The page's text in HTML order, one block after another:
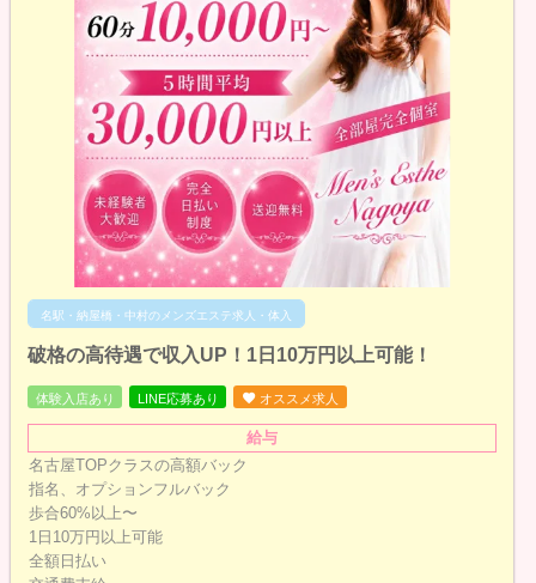
名駅・納屋橋・中村のメンズエステ求人・体入
破格の高待遇で収入UP！1日10万円以上可能！
体験入店あり LINE応募あり オススメ求人
給与
名古屋TOPクラスの高額バック
指名、オプションフルバック
歩合60%以上〜
1日10万円以上可能
全額日払い